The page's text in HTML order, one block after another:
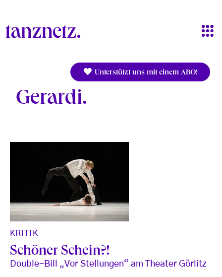
Unterstützt uns mit einem ABO!
Gerardi
KRITIK
Schöner Schein?!
Double-Bill „Vor Stellungen“ am Theater Görlitz